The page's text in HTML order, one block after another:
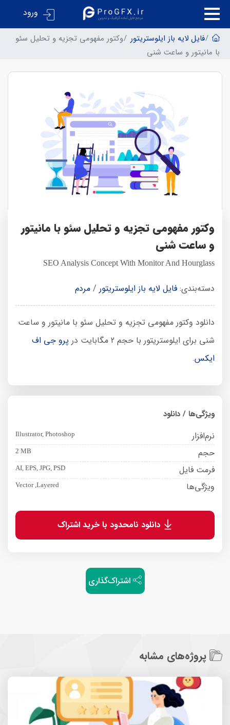
ورود
فایل لایه باز ایلوستریتور وکتور مفهومی تجزیه و تحلیل سئو
با مانیتور و ساعت شنی
وکتور مفهومی تجزیه و تحلیل سئو با مانیتور
و ساعت شنی
SEO Analysis Concept With Monitor And Hourglass
دسته‌بندی: فایل لایه باز ایلوستریتور / مردم
دانلود وکتور مفهومی تجزیه و تحلیل سئو با مانیتور و ساعت
شنی برای ایلوستریتور با حجم 2 مگابایت در
پرو جی اف
ایکس.
ویژگی‌ها / دانلود
نرم‌افزار Illustrator, Photoshop
حجم 2 MB
فرمت فایل AI, EPS, JPG, PSD
ویژگی‌ها Vector ,Layered
دانلود نامحدود با خرید اشتراک
اشتراک‌گذاری
پروژه‌های مشابه